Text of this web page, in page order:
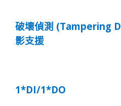
破壞偵測 (Tampering
影支援
1*DI/1*DO